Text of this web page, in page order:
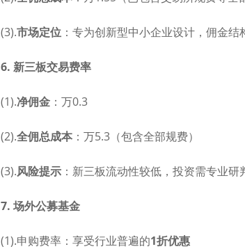
(3).市场定位 ：专为创新型中小企业设计，佣金结
6. 新三板交易费率
(1).净佣金 ​：万0.3
(2).全佣总成本 ​：万5.3（包含全部规费）
(3).风险提示 ：新三板流动性较低，投资需专业研
7. 场外公募基金
(1).申购费率：享受行业普遍的1折优惠